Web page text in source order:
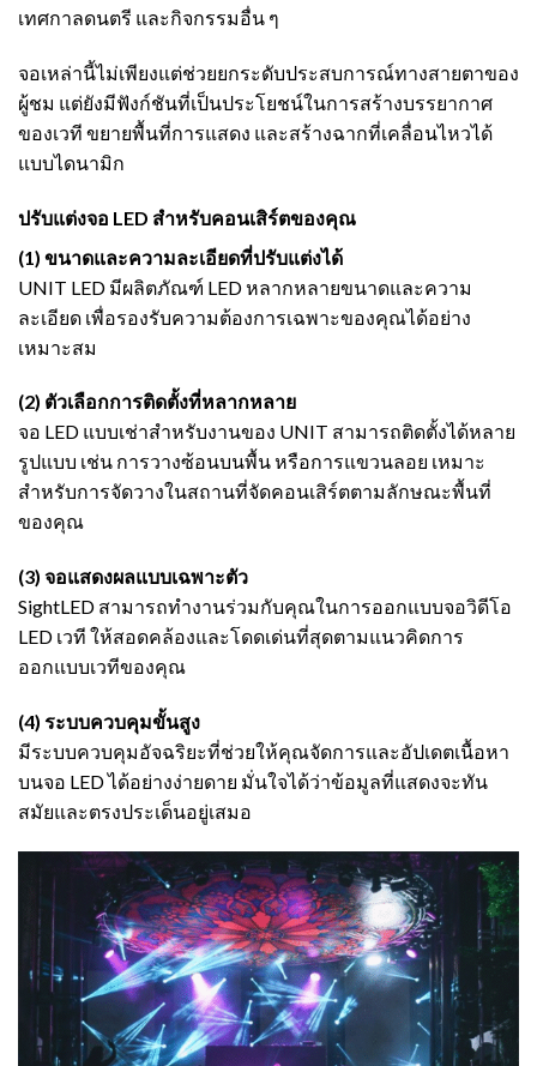
เทศกาลดนตรี และกิจกรรมอื่น ๆ
จอเหล่านี้ไม่เพียงแต่ช่วยยกระดับประสบการณ์ทางสายตาของ
ผู้ชม แต่ยังมีฟังก์ชันที่เป็นประโยชน์ในการสร้างบรรยากาศ
ของเวที ขยายพื้นที่การแสดง และสร้างฉากที่เคลื่อนไหวได้
แบบไดนามิก
ปรับแต่งจอ LED สำหรับคอนเสิร์ตของคุณ
(1) ขนาดและความละเอียดที่ปรับแต่งได้
UNIT LED มีผลิตภัณฑ์ LED หลากหลายขนาดและความ
ละเอียด เพื่อรองรับความต้องการเฉพาะของคุณได้อย่าง
เหมาะสม
(2) ตัวเลือกการติดตั้งที่หลากหลาย
จอ LED แบบเช่าสำหรับงานของ UNIT สามารถติดตั้งได้หลาย
รูปแบบ เช่น การวางซ้อนบนพื้น หรือการแขวนลอย เหมาะ
สำหรับการจัดวางในสถานที่จัดคอนเสิร์ตตามลักษณะพื้นที่
ของคุณ
(3) จอแสดงผลแบบเฉพาะตัว
SightLED สามารถทำงานร่วมกับคุณในการออกแบบจอวิดีโอ
LED เวที ให้สอดคล้องและโดดเด่นที่สุดตามแนวคิดการ
ออกแบบเวทีของคุณ
(4) ระบบควบคุมขั้นสูง
มีระบบควบคุมอัจฉริยะที่ช่วยให้คุณจัดการและอัปเดตเนื้อหา
บนจอ LED ได้อย่างง่ายดาย มั่นใจได้ว่าข้อมูลที่แสดงจะทัน
สมัยและตรงประเด็นอยู่เสมอ